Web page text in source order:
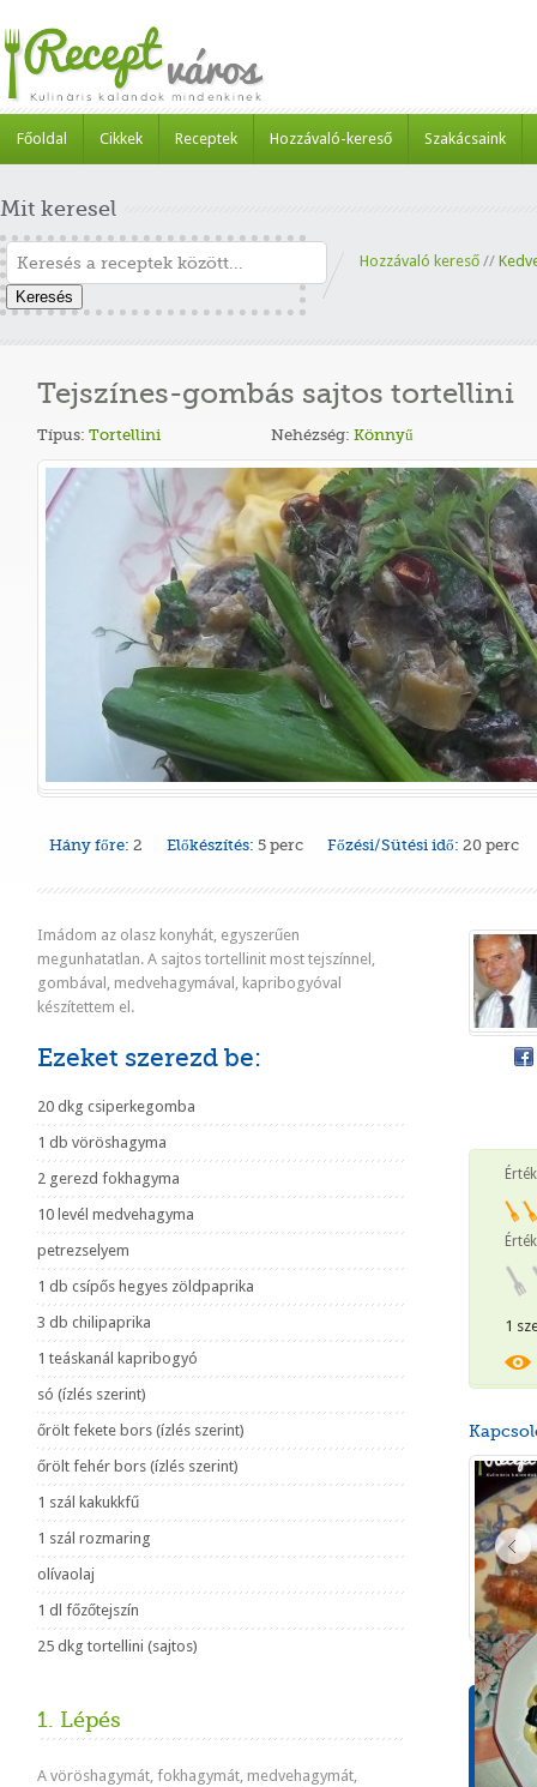
Főoldal Cikkek Receptek Hozzávaló-kereső Szakácsaink
Mit keresel
Keresés
Hozzávaló kereső //
Tejszínes-gombás sajtos tortellini
Típus: Tortellini Nehézség: Könnyű
Hány főre: 2 Előkészítés: 5 perc Főzési/Sütési idő: 20 perc
Imádom az olasz konyhát, egyszerűen
megunhatatlan. A sajtos tortellinit most tejszínnel,
gombával, medvehagymával, kapribogyóval
készítettem el.
Ezeket szerezd be:
20 dkg csiperkegomba
1 db vöröshagyma
2 gerezd fokhagyma
10 levél medvehagyma
petrezselyem
1 db csípős hegyes zöldpaprika
3 db chilipaprika
1 teáskanál kapribogyó
só (ízlés szerint)
őrölt fekete bors (ízlés szerint)
őrölt fehér bors (ízlés szerint)
1 szál kakukkfű
1 szál rozmaring
olívaolaj
1 dl főzőtejszín
25 dkg tortellini (sajtos)
1. Lépés
A vöröshagymát, fokhagymát, medvehagymát,
1
1